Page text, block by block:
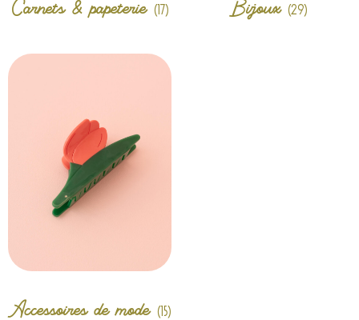
Carnets & papeterie (17) Bijoux (29)
Accessoires de mode (15)